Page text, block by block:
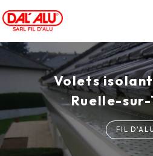
Volets
Ruelle-
FIL D'ALU